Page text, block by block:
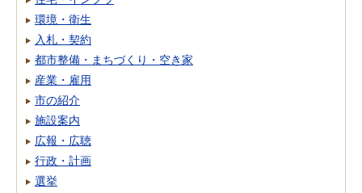
環境・衛生
入札・契約
都市整備・まちづくり・空き家
産業・雇用
市の紹介
施設案内
広報・広聴
行政・計画
選挙